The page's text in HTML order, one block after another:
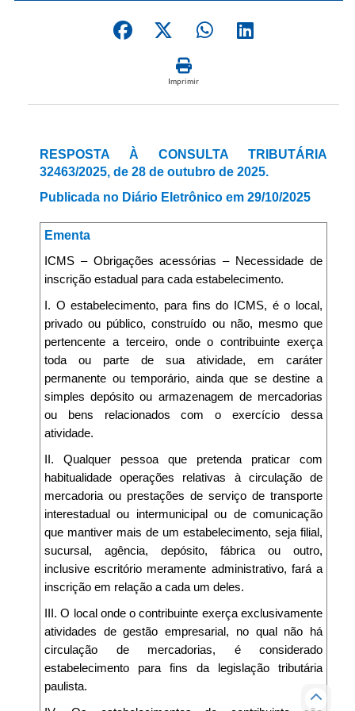
Imprimir
RESPOSTA À CONSULTA TRIBUTÁRIA
32463/2025, de 28 de outubro de 2025.
Publicada no Diário Eletrônico em 29/10/2025
Ementa
ICMS – Obrigações acessórias – Necessidade de
inscrição estadual para cada estabelecimento.
I. O estabelecimento, para fins do ICMS, é o local,
privado ou público, construído ou não, mesmo que
pertencente a terceiro, onde o contribuinte exerça
toda ou parte de sua atividade, em caráter
permanente ou temporário, ainda que se destine a
simples depósito ou armazenagem de mercadorias
ou bens relacionados com o exercício dessa
atividade.
II. Qualquer pessoa que pretenda praticar com
habitualidade operações relativas à circulação de
mercadoria ou prestações de serviço de transporte
interestadual ou intermunicipal ou de comunicação
que mantiver mais de um estabelecimento, seja filial,
sucursal, agência, depósito, fábrica ou outro,
inclusive escritório meramente administrativo, fará a
inscrição em relação a cada um deles.
III. O local onde o contribuinte exerça exclusivamente
atividades de gestão empresarial, no qual não há
circulação de mercadorias, é considerado
estabelecimento para fins da legislação tributária
paulista.